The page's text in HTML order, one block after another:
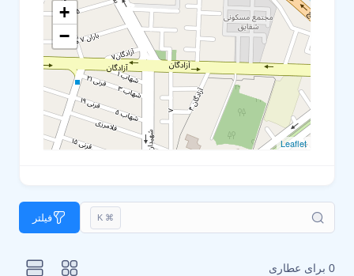
+
−
Leaflet
⌘ K فیلتر
0 برای عطاری